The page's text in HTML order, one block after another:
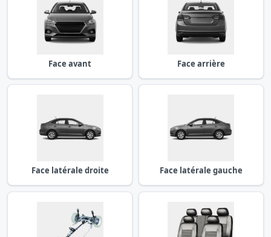
Face avant Face arrière
Face latérale droite Face latérale gauche